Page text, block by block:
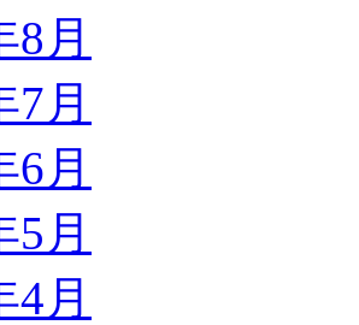
8月
7月
6月
5月
4月